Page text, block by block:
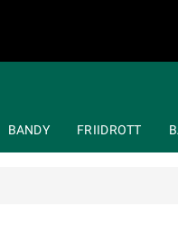
BANDY FRIIDROTT